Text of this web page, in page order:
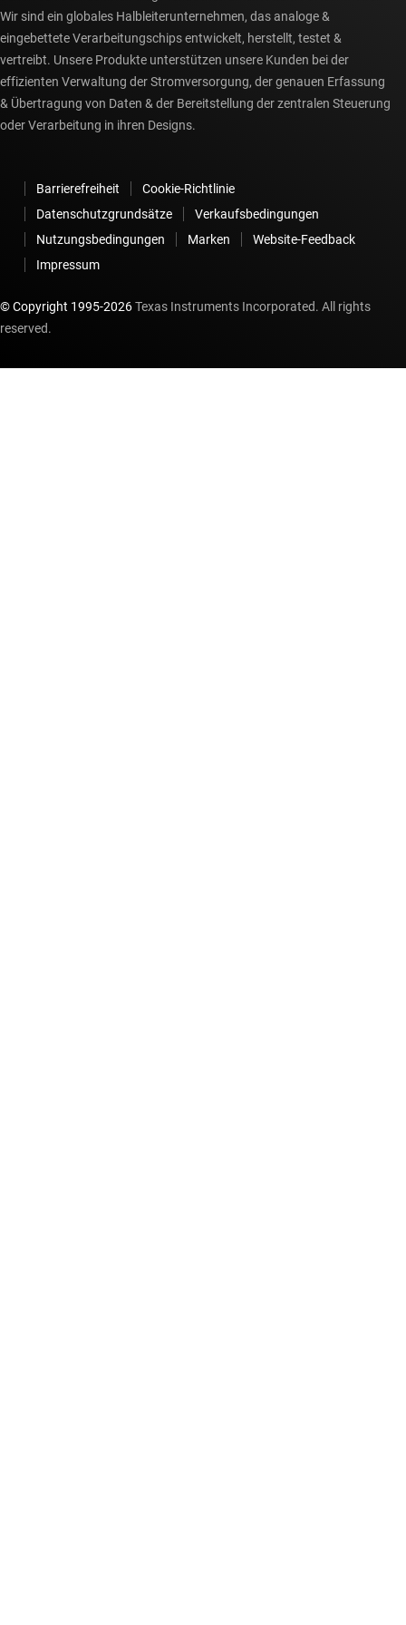
Wir sind ein globales Halbleiterunternehmen, das analoge &
eingebettete Verarbeitungschips entwickelt, herstellt, testet &
vertreibt. Unsere Produkte unterstützen unsere Kunden bei der
effizienten Verwaltung der Stromversorgung, der genauen Erfassung
& Übertragung von Daten & der Bereitstellung der zentralen Steuerung
oder Verarbeitung in ihren Designs.
Barrierefreiheit
Cookie-Richtlinie
Datenschutzgrundsätze
Verkaufsbedingungen
Nutzungsbedingungen
Marken
Website-Feedback
Impressum
© Copyright 1995-2026Texas Instruments Incorporated. All rights
reserved.